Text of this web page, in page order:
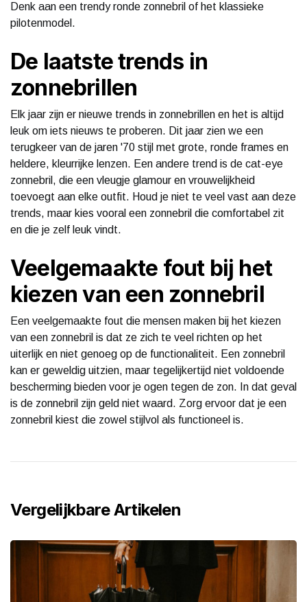
Denk aan een trendy ronde zonnebril of het klassieke
pilotenmodel.
De laatste trends in
zonnebrillen
Elk jaar zijn er nieuwe trends in zonnebrillen en het is altijd
leuk om iets nieuws te proberen. Dit jaar zien we een
terugkeer van de jaren '70 stijl met grote, ronde frames en
heldere, kleurrijke lenzen. Een andere trend is de cat-eye
zonnebril, die een vleugje glamour en vrouwelijkheid
toevoegt aan elke outfit. Houd je niet te veel vast aan deze
trends, maar kies vooral een zonnebril die comfortabel zit
en die je zelf leuk vindt.
Veelgemaakte fout bij het
kiezen van een zonnebril
Een veelgemaakte fout die mensen maken bij het kiezen
van een zonnebril is dat ze zich te veel richten op het
uiterlijk en niet genoeg op de functionaliteit. Een zonnebril
kan er geweldig uitzien, maar tegelijkertijd niet voldoende
bescherming bieden voor je ogen tegen de zon. In dat geval
is de zonnebril zijn geld niet waard. Zorg ervoor dat je een
zonnebril kiest die zowel stijlvol als functioneel is.
Vergelijkbare Artikelen